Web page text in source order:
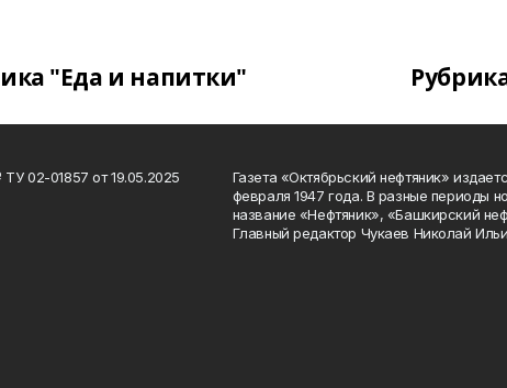
"Еда и напитки"
02-01857 от 19.05.2025
Газета «Октябрьский нефтяник»
февраля 1947 года. В разные периоды
название «Нефтяник», «Башкирский
Главный редактор Чукаев Николай